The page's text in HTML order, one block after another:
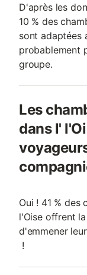
D'après les
10 % des
sont adaptées
probablement
groupe.
Les
dans l'
Oui ! 41 % des
l'Oise offrent
d'emmener
!